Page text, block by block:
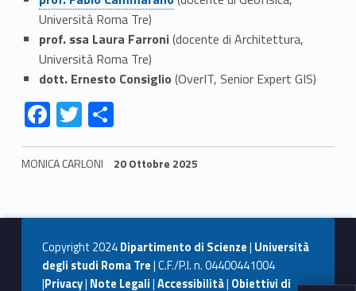
e
e
C
o
n
i
Università Roma Tre)
prof. ssa Laura Farroni(docente di Architettura,
Università Roma Tre)
dott. Ernesto Consiglio (OverIT, Senior Expert GIS)
Link identifier #identifier__188518-6
F
ac
e
o
o
k
Link identifier #identifier__117584-7 T
w
itt
Link identifier #identifier__136039-8 C
o
n
vi
di
MONICA CARLONI 20 Ottobre 2025
Copyright 2024Dipartimento di Scienze| Università
degli studi Roma Tre| C.F./P.I. n. 04400441004
|Privacy| Note Legali|Accessibilità| Obiettivi di